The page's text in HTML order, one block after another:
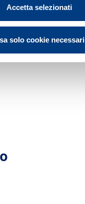
Accetta selezionati
solo cookie necessari